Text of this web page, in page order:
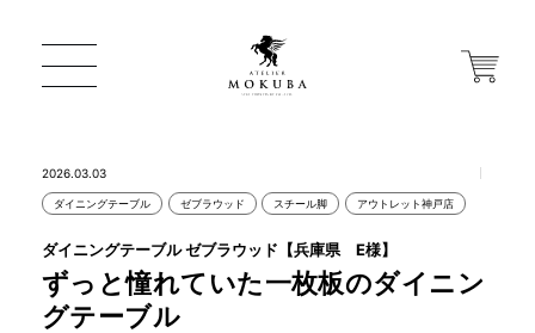
店舗から探す
2026.03.03
ダイニングテーブル ゼブラウッド スチール脚 アウトレット神戸店
ずっと憧れていた一枚板のダイニン
グテーブル
ダイニングテーブル ゼブラウッド【兵庫県 E様】